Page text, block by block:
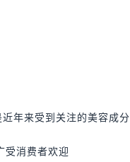
年来受到关注的美容成分
受消费者欢迎